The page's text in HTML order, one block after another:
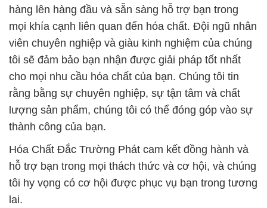
hàng lên hàng đầu và sẵn sàng hỗ trợ bạn trong
mọi khía cạnh liên quan đến hóa chất. Đội ngũ nhân
viên chuyên nghiệp và giàu kinh nghiệm của chúng
tôi sẽ đảm bảo bạn nhận được giải pháp tốt nhất
cho mọi nhu cầu hóa chất của bạn. Chúng tôi tin
rằng bằng sự chuyên nghiệp, sự tận tâm và chất
lượng sản phẩm, chúng tôi có thể đóng góp vào sự
thành công của bạn.
Hóa Chất Đắc Trường Phát cam kết đồng hành và
hỗ trợ bạn trong mọi thách thức và cơ hội, và chúng
tôi hy vọng có cơ hội được phục vụ bạn trong tương
lai.